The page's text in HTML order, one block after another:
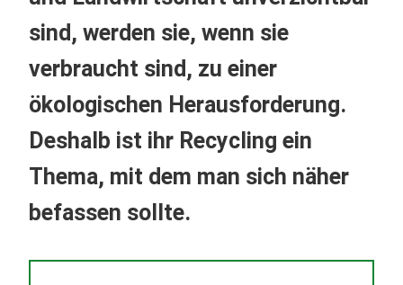
sind, werden sie, wenn sie
verbraucht sind, zu einer
ökologischen Herausforderung.
Deshalb ist ihr Recycling ein
Thema, mit dem man sich näher
befassen sollte.